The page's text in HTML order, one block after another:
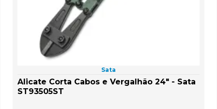
Sata
Alicate Corta Cabos e Vergalhão 24" - Sata
ST93505ST